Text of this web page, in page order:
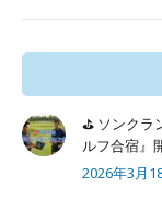
⛳ ソンクラ
ルフ合宿』
2026年3月